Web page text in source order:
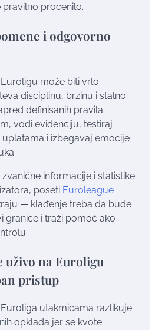
pravilno procenilo.
i odgovorno
može biti vrlo
disciplinu, brzinu i stalno
definisanih pravila
vodi evidenciju, testiraj
uplatama i izbegavaj emocije
informacije i statistike
poseti Euroleague
— klađenje treba da bude
granice i traži pomoć ako
uživo na Euroligu
pristup
utakmicama razlikuje
opklada jer se kvote